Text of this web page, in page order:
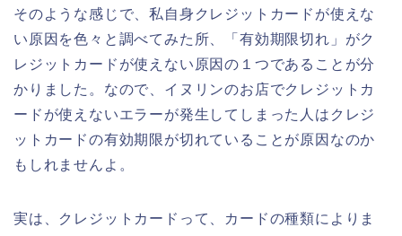
そのような感じで、私自身クレジットカードが使えな
い原因を色々と調べてみた所、「有効期限切れ」がク
レジットカードが使えない原因の１つであることが分
かりました。なので、イヌリンのお店でクレジットカ
ードが使えないエラーが発生してしまった人はクレジ
ットカードの有効期限が切れていることが原因なのか
もしれませんよ。
実は、クレジットカードって、カードの種類によりま